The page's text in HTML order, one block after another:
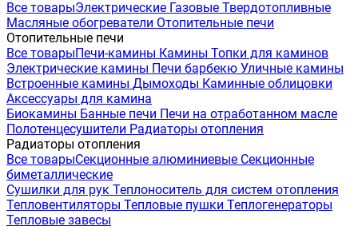
Все товарыЭлектрические Газовые Твердотопливные
Масляные обогреватели Отопительные печи
Отопительные печи
Все товарыПечи-камины Камины Топки для каминов
Электрические камины Печи барбекю Уличные камины
Встроенные камины Дымоходы Каминные облицовки
Аксессуары для камина
Биокамины Банные печи Печи на отработанном масле
Полотенцесушители Радиаторы отопления
Радиаторы отопления
Все товарыСекционные алюминиевые Секционные
биметаллические
Сушилки для рук Теплоноситель для систем отопления
Тепловентиляторы Тепловые пушки Теплогенераторы
Тепловые завесы